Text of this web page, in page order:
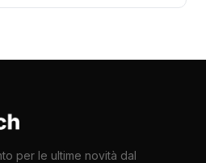
per le ultime novità dal